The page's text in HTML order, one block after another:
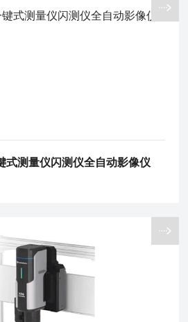
式测量仪闪测仪全自动影像仪